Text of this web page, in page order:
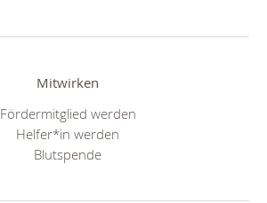
Mitwirken
Fördermitglied werden
Helfer*in werden
Blutspende